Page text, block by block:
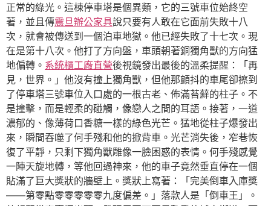
正常的綠光。這棟停車塔是個異類，它的三號車位始終空
著，並且傳震旦辦公家具說只要有人敢在它面前失敗十八
次，就會被傳送到一個泊車地獄。他已經失敗了十七次。現
在是第十八次。他打了方向盤，車頭朝著銅獨角獸的方向猛
地偏轉。 系統櫃工廠直營後視鏡發出最後的溫柔提醒：「再
見，世界。」他沒有撞上獨角獸，但他那顫抖的車尾卻擦到
了停車塔三號車位入口處的一根古老、佈滿苔蘚的柱子。不
是撞擊，而是輕柔的碰觸，像戀人之間的耳語。接著，一道
濃郁的、像薄荷口香糖一樣的綠色光芒。猛地從柱子爆發出
來，瞬間吞噬了何手殘和他的掀背車。光芒消失後，窄巷恢
復了平靜，只剩下獨角獸雕像一臉困惑的表情。何手殘感覺
一陣天旋地轉，等他回過神來，他的車子竟然垂直停在一個
貼滿了巨大獎狀的牆壁上。獎狀上寫著：「完美倒車入庫獎
——第零點零零零零零九度偏差。」落款人是「倒車王」。